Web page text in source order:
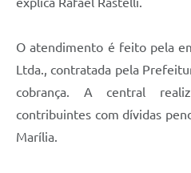
O atendimento é feito pela
Ltda., contratada pela
cobrança. A central
contribuintes com dívidas
Marília.